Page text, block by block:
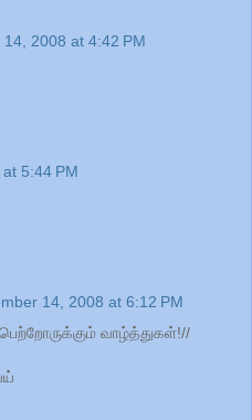
14, 2008 at 4:42 PM
5:44 PM
14, 2008 at 6:12 PM
வாழ்த்துகள்!//